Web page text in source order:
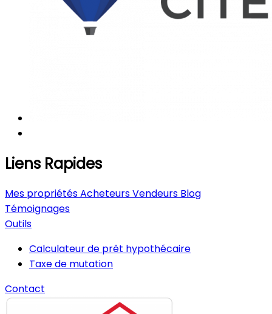
Liens Rapides
Mes propriétésAcheteursVendeurs Blog
Témoignages
Outils
Calculateur de prêt hypothécaire
Taxe de mutation
Contact